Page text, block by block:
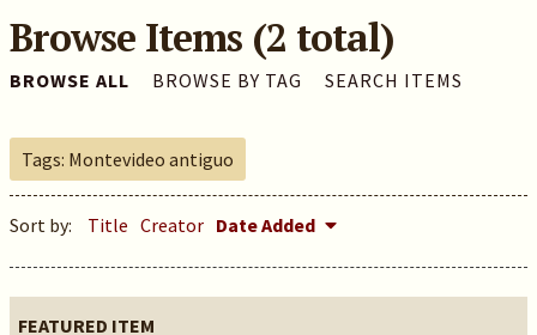
Browse Items (2 total)
BROWSE ALL BROWSE BY TAG SEARCH ITEMS
Tags: Montevideo antiguo
Sort by: Title Creator Date Added
FEATURED ITEM